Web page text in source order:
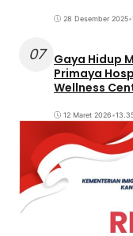
28 Desember 2025•
07
Gaya Hidup
Primaya
Wellness
12 Maret 2026•